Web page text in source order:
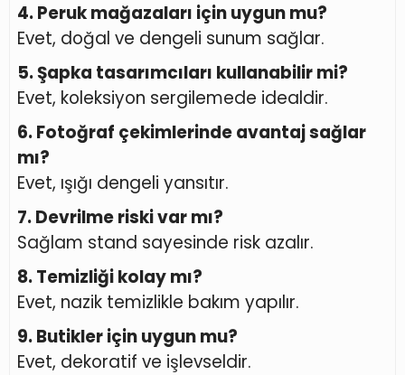
4. Peruk mağazaları için uygun mu?
Evet, doğal ve dengeli sunum sağlar.
5. Şapka tasarımcıları kullanabilir mi?
Evet, koleksiyon sergilemede idealdir.
6. Fotoğraf çekimlerinde avantaj sağlar
mı?
Evet, ışığı dengeli yansıtır.
7. Devrilme riski var mı?
Sağlam stand sayesinde risk azalır.
8. Temizliği kolay mı?
Evet, nazik temizlikle bakım yapılır.
9. Butikler için uygun mu?
Evet, dekoratif ve işlevseldir.